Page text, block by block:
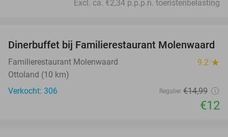
Excl. ca. €2,34 p.p.p.n. toeristenbelasting
20%
Dinerbuffet bij Familierestaurant Molenwaard
Familierestaurant Molenwaard 9.2 star
Ottoland (10 km)
Verkocht: 306
Regulier €14,99
€12